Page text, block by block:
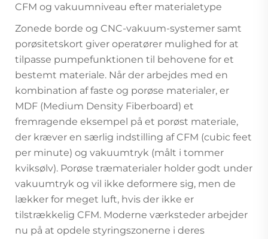
CFM og vakuumniveau efter materialetype
Zonede borde og CNC-vakuum-systemer samt
porøsitetskort giver operatører mulighed for at
tilpasse pumpefunktionen til behovene for et
bestemt materiale. Når der arbejdes med en
kombination af faste og porøse materialer, er
MDF (Medium Density Fiberboard) et
fremragende eksempel på et porøst materiale,
der kræver en særlig indstilling af CFM (cubic feet
per minute) og vakuumtryk (målt i tommer
kviksølv). Porøse træmaterialer holder godt under
vakuumtryk og vil ikke deformere sig, men de
lækker for meget luft, hvis der ikke er
tilstrækkelig CFM. Moderne værksteder arbejder
nu på at opdele styringszonerne i deres